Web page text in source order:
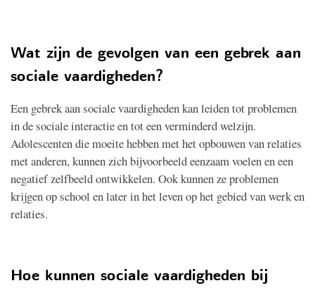
Wat zijn de gevolgen van een gebrek aan
sociale vaardigheden?
Een gebrek aan sociale vaardigheden kan leiden tot problemen
in de sociale interactie en tot een verminderd welzijn.
Adolescenten die moeite hebben met het opbouwen van relaties
met anderen, kunnen zich bijvoorbeeld eenzaam voelen en een
negatief zelfbeeld ontwikkelen. Ook kunnen ze problemen
krijgen op school en later in het leven op het gebied van werk en
relaties.
Hoe kunnen sociale vaardigheden bij